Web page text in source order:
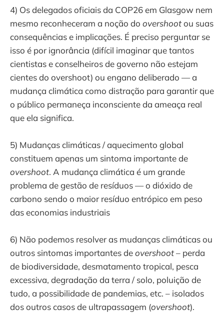
4) Os delegados oficiais da COP26 em Glasgow nem
mesmo reconheceram a noção do overshootou suas
consequências e implicações. É preciso perguntar se
isso é por ignorância (difícil imaginar que tantos
cientistas e conselheiros de governo não estejam
cientes do overshoot) ou engano deliberado — a
mudança climática como distração para garantir que
o público permaneça inconsciente da ameaça real
que ela significa.
5) Mudanças climáticas / aquecimento global
constituem apenas um sintoma importante de
overshoot. A mudança climática é um grande
problema de gestão de resíduos — o dióxido de
carbono sendo o maior resíduo entrópico em peso
das economias industriais
6) Não podemos resolver as mudanças climáticas ou
outros sintomas importantes deovershoot– perda
de biodiversidade, desmatamento tropical, pesca
excessiva, degradação da terra / solo, poluição de
tudo, a possibilidade de pandemias, etc. – isolados
dos outros casos de ultrapassagem (overshoot).